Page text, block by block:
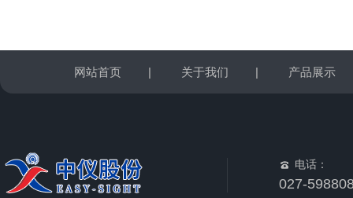
网站首页 | 关于我们 | 产品展示
电话：
027-